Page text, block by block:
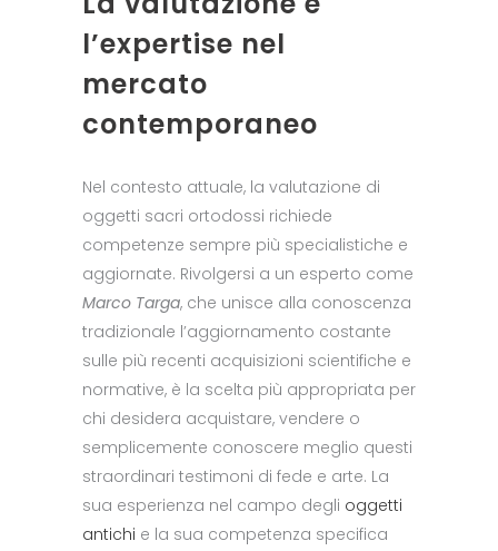
l’expertise nel
mercato
contemporaneo
Nel contesto attuale, la valutazione di
oggetti sacri ortodossi richiede
competenze sempre più specialistiche e
aggiornate. Rivolgersi a un esperto come
Marco Targa, che unisce alla conoscenza
tradizionale l’aggiornamento costante
sulle più recenti acquisizioni scientifiche e
normative, è la scelta più appropriata per
chi desidera acquistare, vendere o
semplicemente conoscere meglio questi
straordinari testimoni di fede e arte. La
sua esperienza nel campo degli oggetti
antichi e la sua competenza specifica